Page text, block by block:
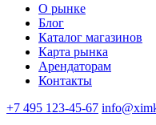
О рынке
Блог
Каталог магазинов
Карта рынка
Арендаторам
Контакты
+7 495 123-45-67